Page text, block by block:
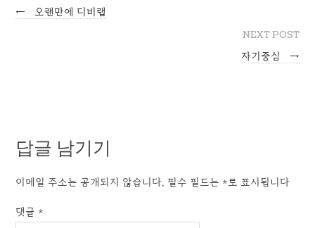
← 오랜만에 디비랩
NEXT POST
자기중심 →
답글 남기기
이메일 주소는 공개되지 않습니다. 필수 필드는 *로 표시됩니다
댓글 *